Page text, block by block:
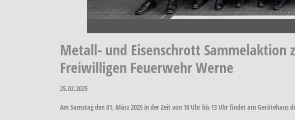
Metall- und Eisenschrott Sammelaktion
Freiwilligen Feuerwehr Werne
25.02.2025
Am Samstag den 01. März 2025 in der Zeit von 10 Uhr bis 13 Uhr findet am Gerätehaus